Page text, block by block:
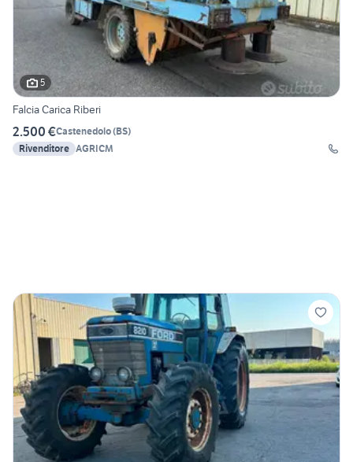
5
Falcia Carica Riberi
2.500 €Castenedolo(BS)
Rivenditore AGRICM